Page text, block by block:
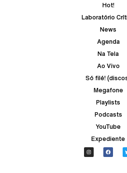
Hot!
Laboratório
News
Agenda
Na Tela
Ao Vivo
Só filé!
Megafone
Playlists
Podcasts
YouTube
Expediente